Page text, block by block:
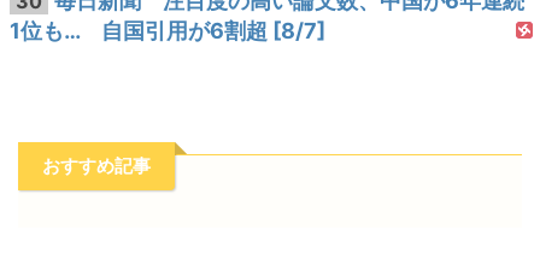
1位も… 自国引用が6割超 [8/7]
おすすめ記事